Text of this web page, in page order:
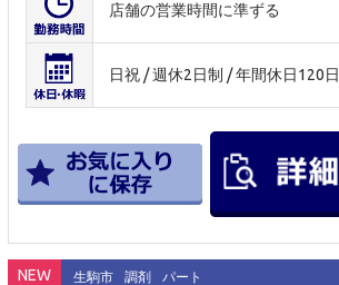
店舗の営業時間に準ずる
日祝 / 週休2日制 / 年間休日120日
NEW 生駒市 調剤 パート